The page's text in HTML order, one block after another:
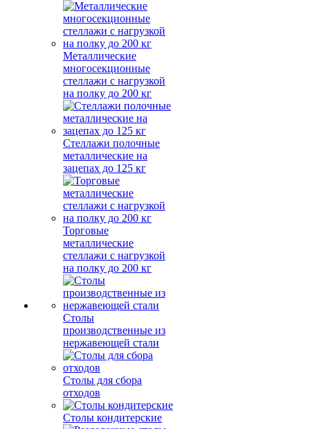
Металлические
многосекционные
стеллажи с нагрузкой
на полку до 200 кг
Стеллажи полочные
металлические на
зацепах до 125 кг
Торговые
металлические
стеллажи с нагрузкой
на полку до 200 кг
Столы
производственные из
нержавеющей стали
Столы для сбора
отходов
Столы кондитерские